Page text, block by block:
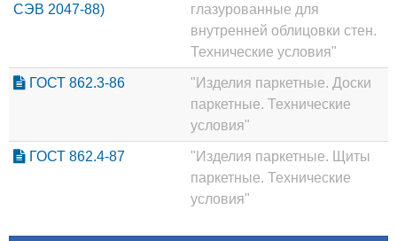
СЭВ 2047-88)
глазурованные для
внутренней облицовки стен.
Технические условия"
ГОСТ 862.3-86
"Изделия паркетные. Доски
паркетные. Технические
условия"
ГОСТ 862.4-87
"Изделия паркетные. Щиты
паркетные. Технические
условия"